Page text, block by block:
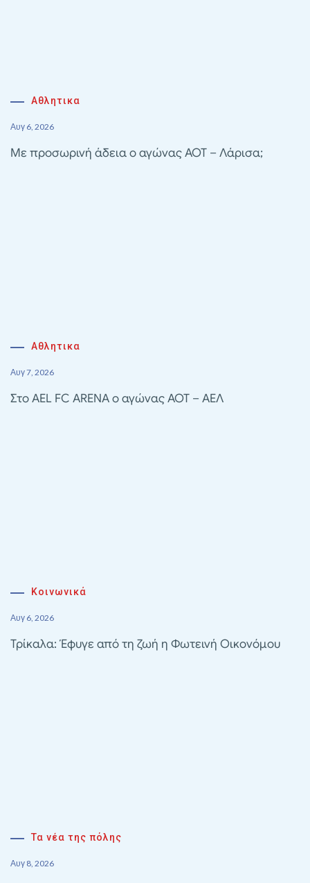
Αθλητικα
Αυγ 6, 2026
Με προσωρινή άδεια ο αγώνας ΑΟΤ – Λάρισα;
Αθλητικα
Αυγ 7, 2026
Στο AEL FC ARENA ο αγώνας ΑΟΤ – ΑΕΛ
Κοινωνικά
Αυγ 6, 2026
Τρίκαλα: Έφυγε από τη ζωή η Φωτεινή Οικονόμου
Τα νέα της πόλης
Αυγ 8, 2026